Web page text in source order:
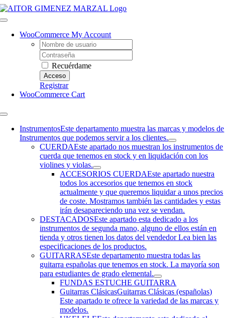
Saltar
al
Toggle
NavigationWooCommerce My Account
Username:
Contraseña
Recuérdame
Registrar
WooCommerce Cart
Toggle
NavigationInstrumentosEste departamento muestra las marcas y modelos de
Instrumentos que podemos servir a los clientes.
CUERDAEste apartado nos muestran los instrumentos de
cuerda que tenemos en stock y en liquidación con los
violines y violas.
ACCESORIOS CUERDAEste apartado nuestra
todos los accesorios que tenemos en stock
actualmente y que queremos liquidar a unos precios
de coste. Mostramos también las cantidades y estas
irán desapareciendo una vez se vendan.
DESTACADOSEste apartado esta dedicado a los
instrumentos de segunda mano, alguno de ellos están en
tienda y otros tienen los datos del vendedor Lea bien las
especificaciones de los productos.
GUITARRASEste departamento muestra todas las
guitarra españolas que tenemos en stock. La mayoría son
para estudiantes de grado elemental.
FUNDAS ESTUCHE GUITARRA
Guitarras ClásicasGuitarras Clásicas (españolas)
Este apartado te ofrece la variedad de las marcas y
modelos.